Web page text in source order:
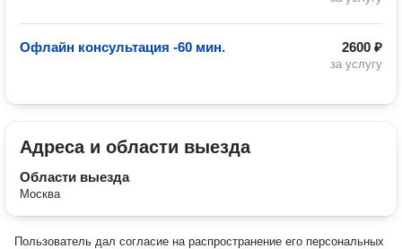
2600 ₽
за услугу
Офлайн консультация -60 мин.
Адреса и области выезда
Области выезда
Москва
Пользователь дал согласие на распространение его персональных